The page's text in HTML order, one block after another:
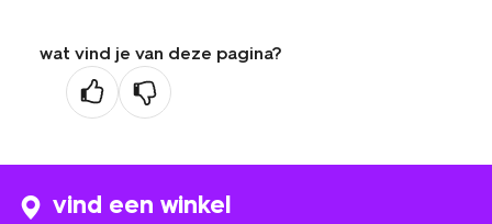
wat vind je van deze pagina?
vind een winkel